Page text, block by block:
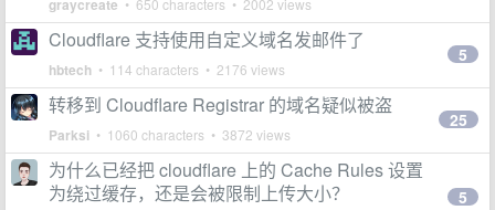
graycreate • 650 characters • 2002 views
Cloudflare 支持使用自定义域名发邮件了
hbtech • 114 characters • 2176 views
5
转移到 Cloudflare Registrar 的域名疑似被盗
Parksi • 1060 characters • 3872 views
25
为什么已经把 cloudflare 上的 Cache Rules 设置
为绕过缓存，还是会被限制上传大小？
5